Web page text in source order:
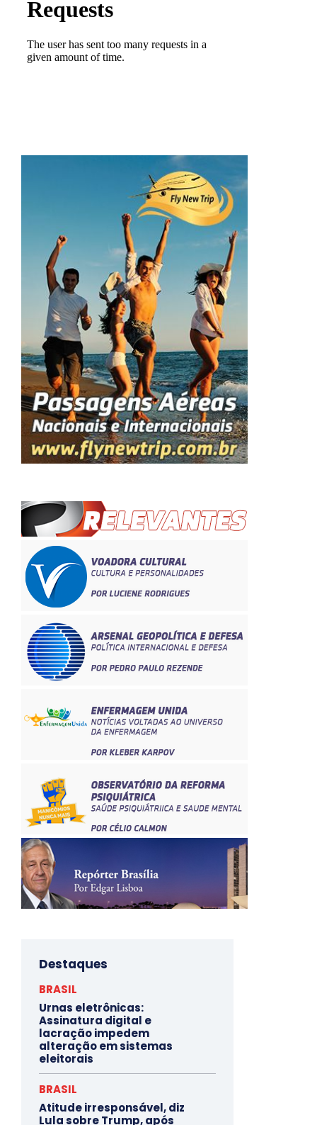
Destaques
BRASIL
Urnas eletrônicas:
Assinatura digital e
lacração impedem
alteração em sistemas
eleitorais
BRASIL
Atitude irresponsável, diz
Lula sobre Trump, após